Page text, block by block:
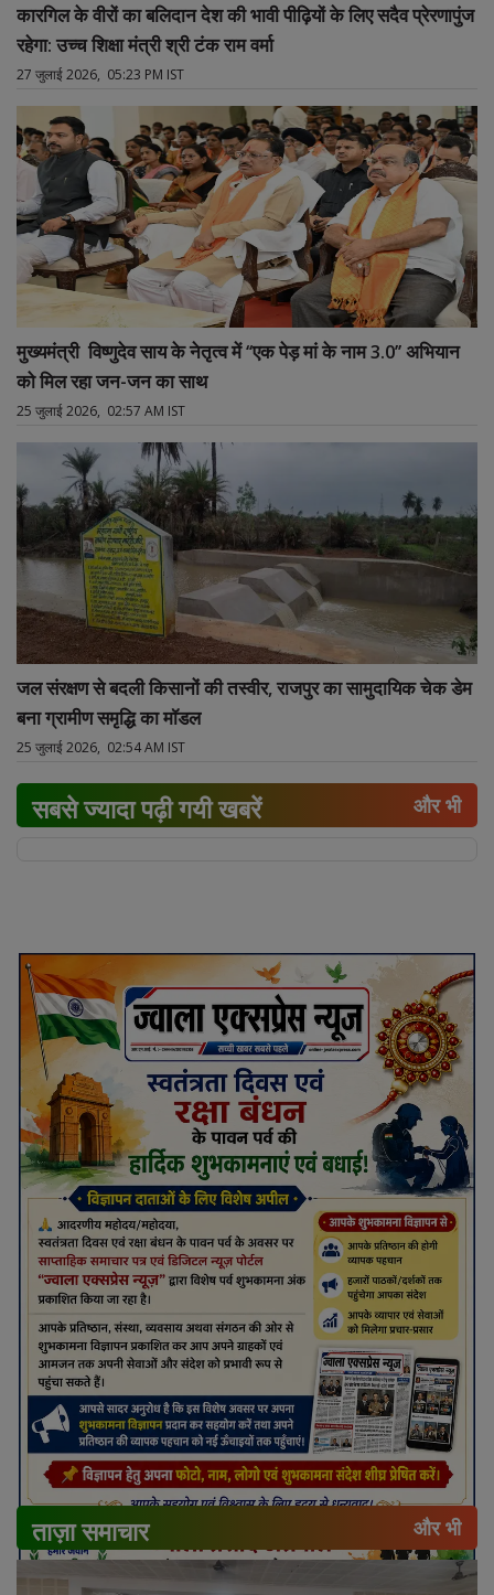
कारगिल के वीरों का बलिदान देश की भावी पीढ़ियों के लिए सदैव प्रेरणापुंज
रहेगा: उच्च शिक्षा मंत्री श्री टंक राम वर्मा
27 जुलाई 2026, 05:23 PM IST
मुख्यमंत्री विष्णुदेव साय के नेतृत्व में ‘‘एक पेड़ मां के नाम 3.0’’ अभियान
को मिल रहा जन-जन का साथ
25 जुलाई 2026, 02:57 AM IST
जल संरक्षण से बदली किसानों की तस्वीर, राजपुर का सामुदायिक चेक डेम
बना ग्रामीण समृद्धि का मॉडल
25 जुलाई 2026, 02:54 AM IST
सबसे ज्यादा पढ़ी गयी खबरें और भी
ताज़ा समाचार और भी